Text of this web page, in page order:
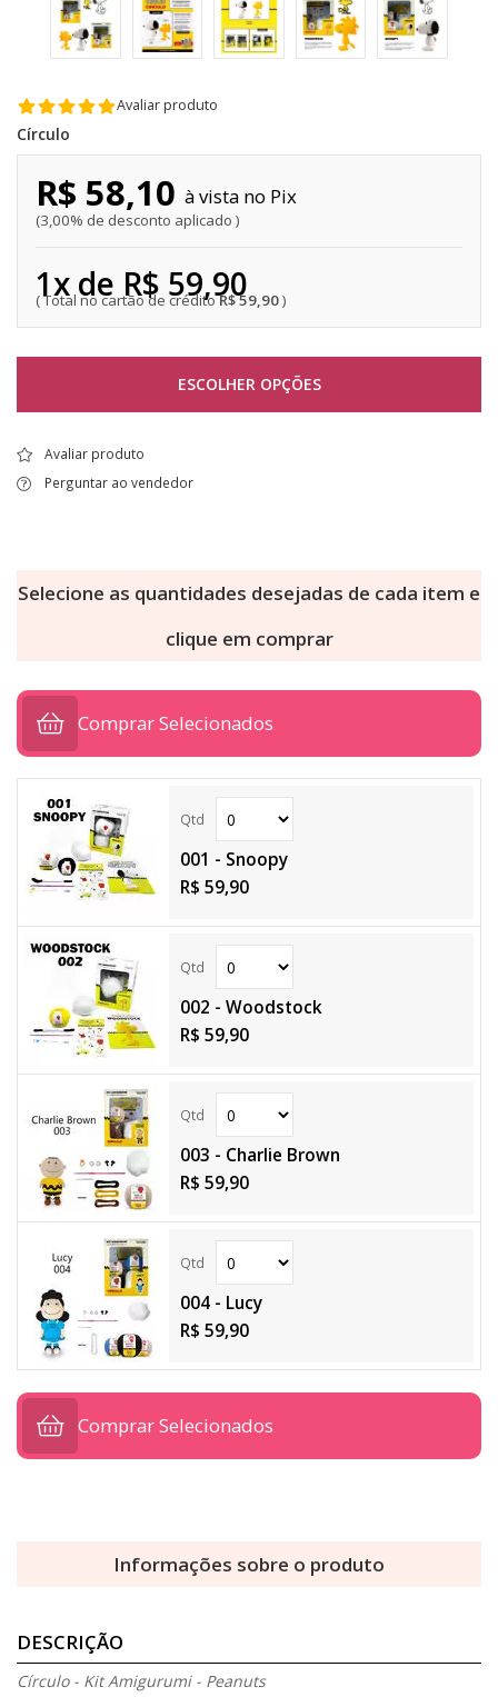
Avaliar produto
Círculo
R$ 59,90
1x de R$ 59,90
R$ 58,10
3,00% de desconto aplicado
Pix
ESCOLHER OPÇÕES
Avaliar produto
Perguntar ao vendedor
Selecione as quantidades desejadas de cada item e
clique em comprar
Comprar Selecionados
001 - Snoopy
R$ 59,90
002 - Woodstock
R$ 59,90
003 - Charlie Brown
R$ 59,90
004 - Lucy
R$ 59,90
Comprar Selecionados
Informações sobre o produto
DESCRIÇÃO
Círculo - Kit Amigurumi - Peanuts